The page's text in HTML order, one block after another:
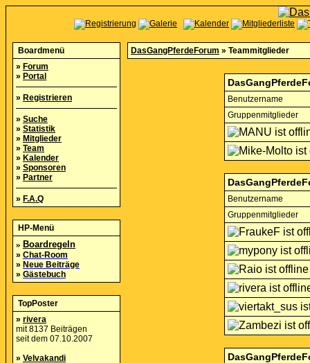
Boardmenü
» Forum
» Portal
» Registrieren
» Suche
» Statistik
» Mitglieder
» Team
» Kalender
» Sponsoren
» Partner
» F.A.Q
HP-Menü
» Boardregeln
» Chat-Room
» Neue Beiträge
» Gästebuch
TopPoster
» rivera
mit 8137 Beiträgen
seit dem 07.10.2007
» Velvakandi
DasGangPferdeForum » Teammitglieder
Benutzername
Gruppenmitglieder
Benutzername
Gruppenmitglieder